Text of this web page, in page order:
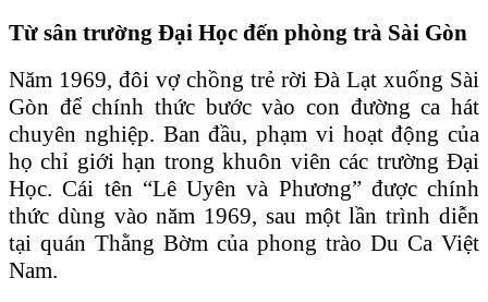
Từ sân trường Đại Học đến phòng trà Sài Gòn
Năm 1969, đôi vợ chồng trẻ rời Đà Lạt xuống Sài
Gòn để chính thức bước vào con đường ca hát
chuyên nghiệp. Ban đầu, phạm vi hoạt động của
họ chỉ giới hạn trong khuôn viên các trường Đại
Học. Cái tên “Lê Uyên và Phương” được chính
thức dùng vào năm 1969, sau một lần trình diễn
tại quán Thằng Bờm của phong trào Du Ca Việt
Nam.